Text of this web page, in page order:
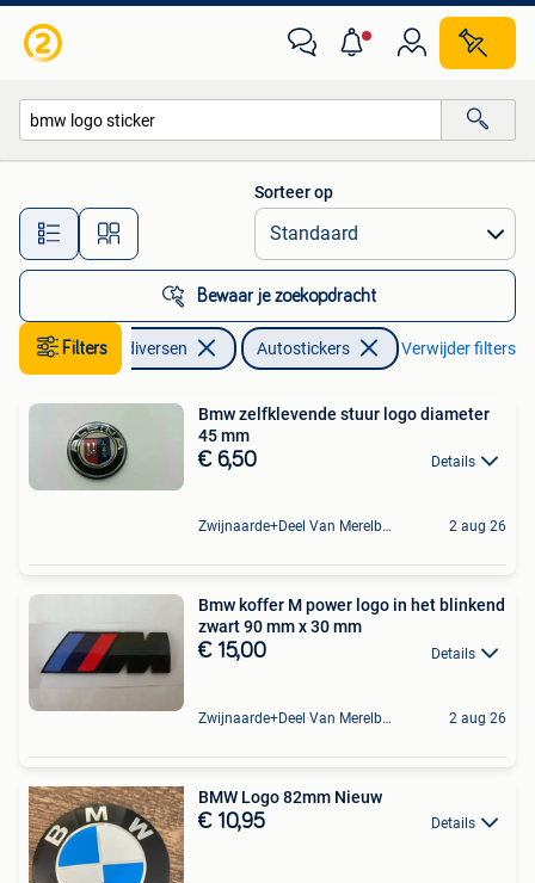
Alle afstanden…
Sorteer op
Bewaar je zoekopdracht
FiltersAuto diversen Autostickers Verwijder filters
Bmw zelfklevende stuur logo diameter
45 mm
€ 6,50 Details
Zwijnaarde+Deel Van Merelbeke 2 aug 26
Bmw koffer M power logo in het blinkend
zwart 90 mm x 30 mm
€ 15,00 Details
Zwijnaarde+Deel Van Merelbeke 2 aug 26
BMW Logo 82mm Nieuw
€ 10,95 Details